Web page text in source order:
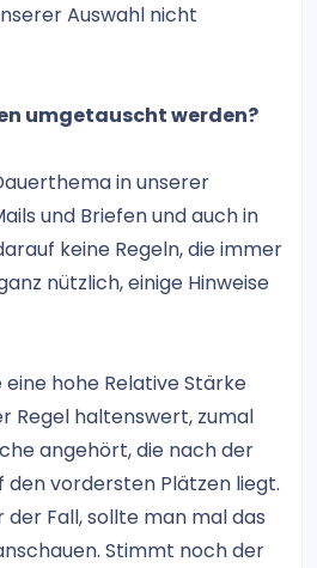
Auswahl nicht
umgetauscht werden?
in unserer
und Briefen und auch in
keine Regeln, die immer
nützlich, einige Hinweise
eine hohe Relative Stärke
Regel haltenswert, zumal
angehört, die nach der
den vordersten Plätzen liegt.
der Fall, sollte man mal das
Stimmt noch der